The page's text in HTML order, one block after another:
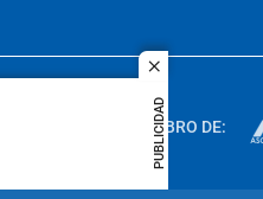
close
PUBLICIDAD
idioma
MIEMBRO DE: